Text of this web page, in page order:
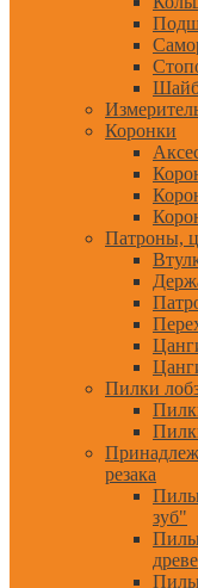
Коронки
Патроны,
Пилки
резака
зуб"